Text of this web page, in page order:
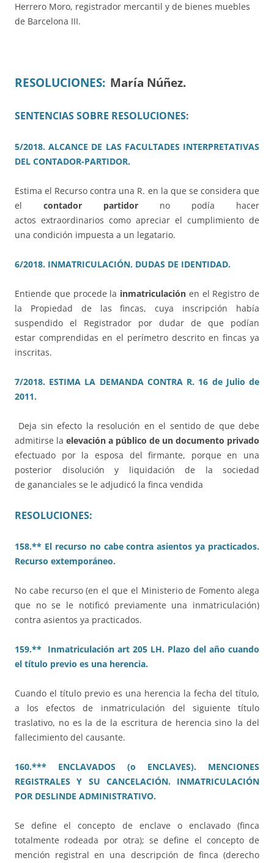
Herrero Moro, registrador mercantil y de bienes muebles
de Barcelona III.
RESOLUCIONES: María Núñez.
SENTENCIAS SOBRE RESOLUCIONES:
5/2018. ALCANCE DE LAS FACULTADES INTERPRETATIVAS
DEL CONTADOR-PARTIDOR.
Estima el Recurso contra una R. en la que se considera que
el contador partidor no podía hacer
actos extraordinarios como apreciar el cumplimiento de
una condición impuesta a un legatario.
6/2018. INMATRICULACIÓN. DUDAS DE IDENTIDAD.
Entiende que procede la inmatriculación en el Registro de
la Propiedad de las fincas, cuya inscripción había
suspendido el Registrador por dudar de que podían
estar comprendidas en el perímetro descrito en fincas ya
inscritas.
7/2018. ESTIMA LA DEMANDA CONTRA R. 16 de Julio de
2011.
Deja sin efecto la resolución en el sentido de que debe
admitirse la elevación a público de un documento privado
efectuado por la esposa del firmante, porque en una
posterior disolución y liquidación de la sociedad
de gananciales se le adjudicó la finca vendida
RESOLUCIONES:
158.** El recurso no cabe contra asientos ya practicados.
Recurso extemporáneo.
No cabe recurso (en el que el Ministerio de Fomento alega
que no se le notificó previamente una inmatriculación)
contra asientos ya practicados.
159.** Inmatriculación art 205 LH. Plazo del año cuando
el título previo es una herencia.
Cuando el título previo es una herencia la fecha del título,
a los efectos de inmatriculación del siguiente título
traslativo, no es la de la escritura de herencia sino la del
fallecimiento del causante.
160.*** ENCLAVADOS (o ENCLAVES). MENCIONES
REGISTRALES Y SU CANCELACIÓN. INMATRICULACIÓN
POR DESLINDE ADMINISTRATIVO.
Se define el concepto de enclave o enclavado (finca
totalmente rodeada por otra); se define el concepto de
mención registral en una descripción de finca (derecho